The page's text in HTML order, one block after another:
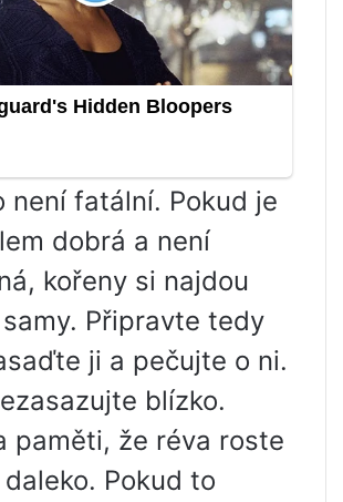
není fatální. Pokud je
dobrá a není
kořeny si najdou
Připravte tedy
ji a pečujte o ni.
blízko.
paměti, že réva roste
Pokud to